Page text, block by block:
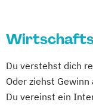
Du verstehst dich
Oder ziehst
Du vereinst ein